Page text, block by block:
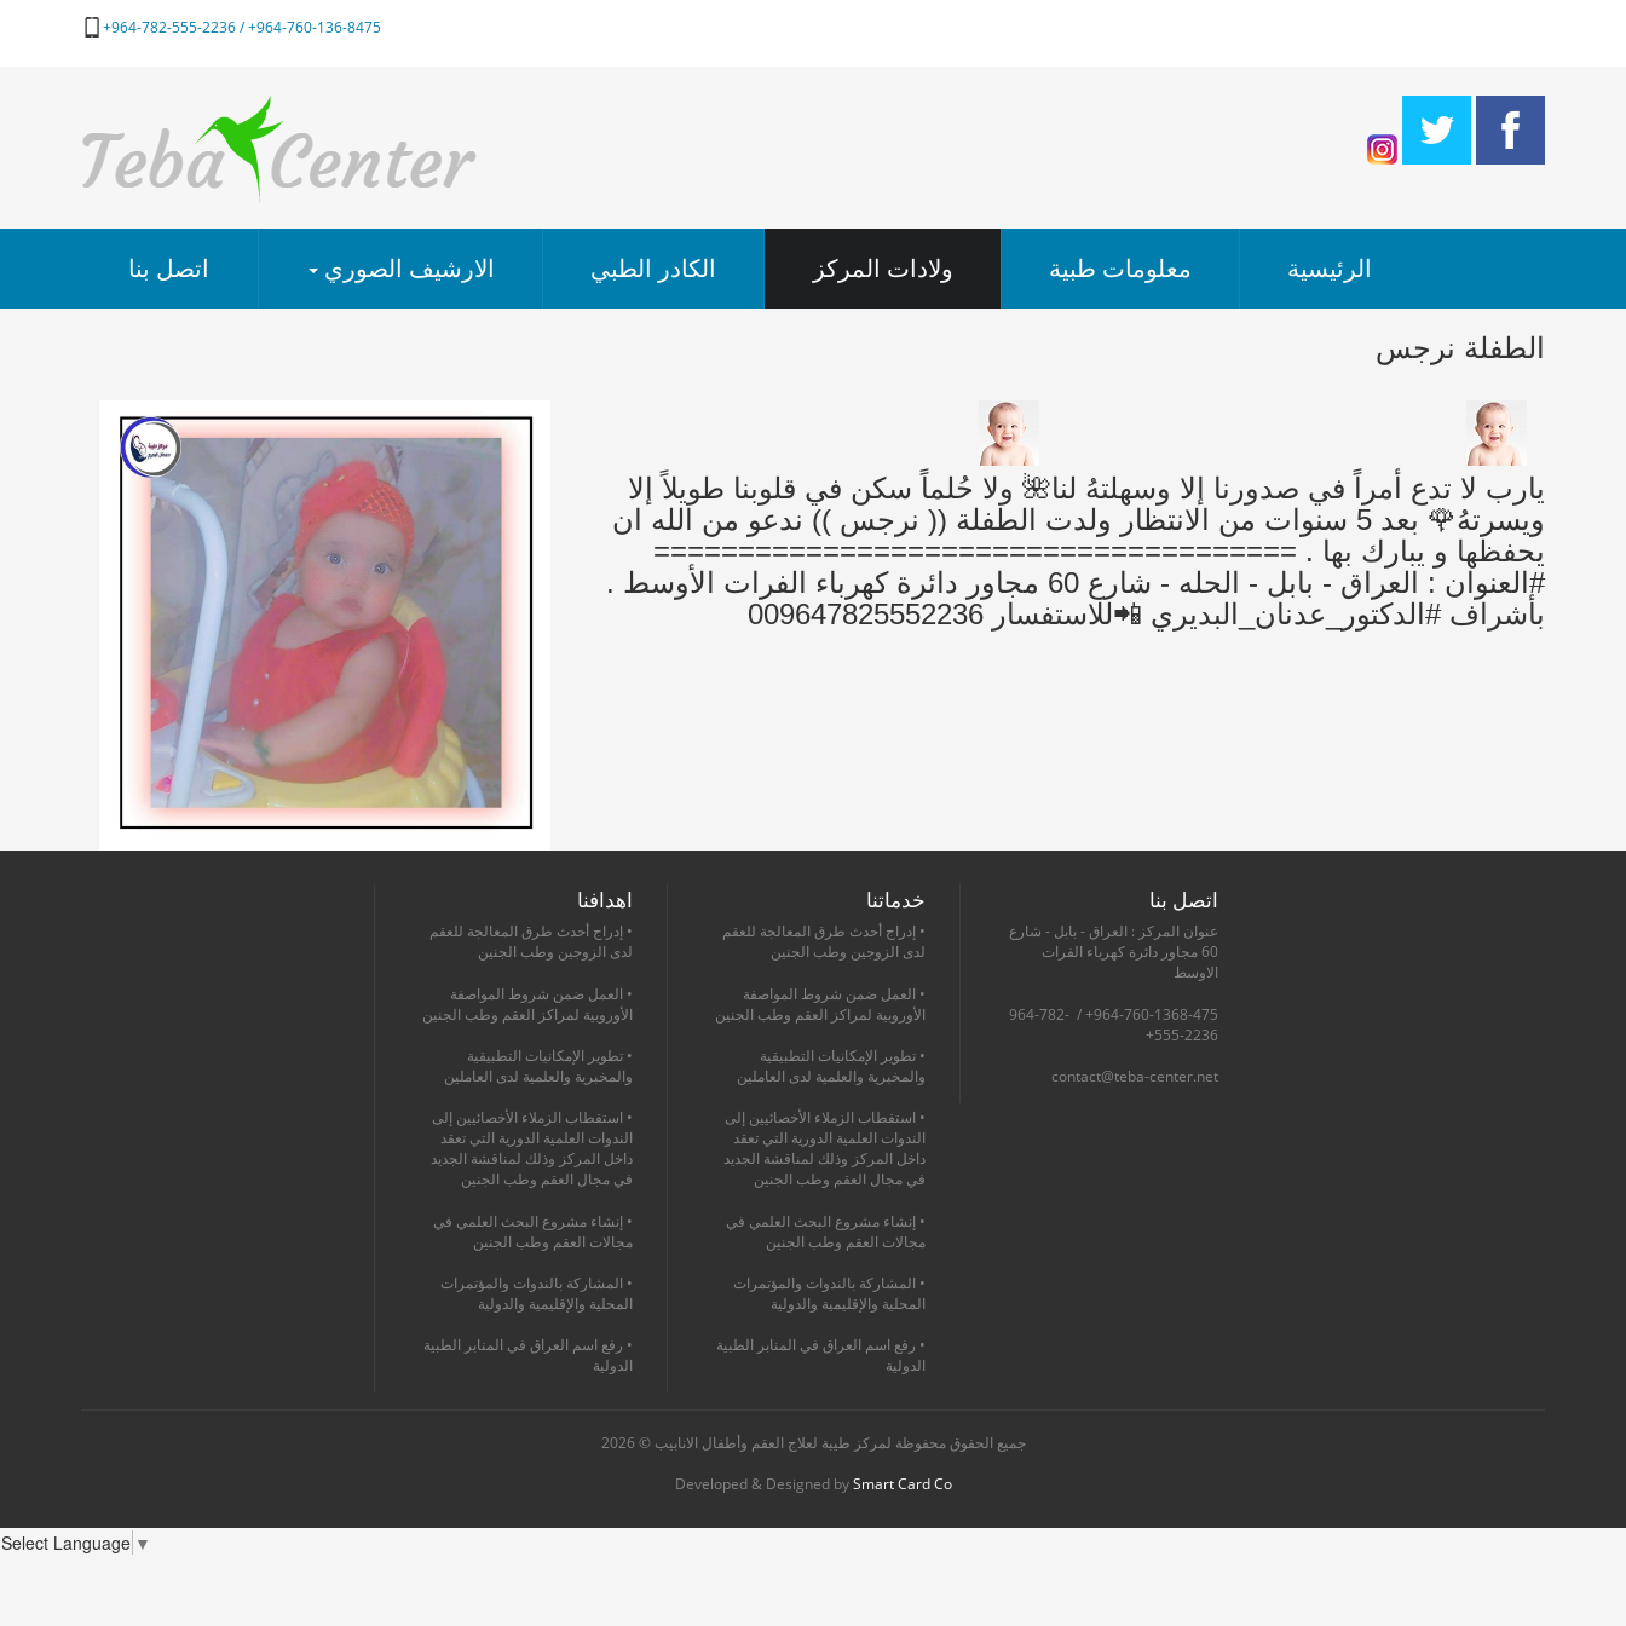
964-760-136-8475+ / 964-782-555-2236+
اتصل بنا الارشيف الصوري الكادر الطبي ولادات المركز معلومات طبية الرئيسية
الطفلة نرجس
يارب لا تدع أمراً في صدورنا إلا وسهلتهُ لنا🌺 ولا حُلماً سكن في قلوبنا طويلاً إلا
ويسرتهُ🌹 بعد 5 سنوات من الانتظار ولدت الطفلة (( نرجس )) ندعو من الله ان
يحفظها و يبارك بها . ======================================
#العنوان : العراق - بابل - الحله - شارع 60 مجاور دائرة كهرباء الفرات الأوسط .
بأشراف #الدكتور_عدنان_البديري 📲للاستفسار 009647825552236
اهدافنا
• إدراج أحدث طرق المعالجة للعقم
لدى الزوجين وطب الجنين
• العمل ضمن شروط المواصفة
الأوروبية لمراكز العقم وطب الجنين
• تطوير الإمكانيات التطبيقية
والمخبرية والعلمية لدى العاملين
• استقطاب الزملاء الأخصائيين إلى
الندوات العلمية الدورية التي تعقد
داخل المركز وذلك لمناقشة الجديد
في مجال العقم وطب الجنين
• إنشاء مشروع البحث العلمي في
مجالات العقم وطب الجنين
• المشاركة بالندوات والمؤتمرات
المحلية والإقليمية والدولية
• رفع اسم العراق في المنابر الطبية
الدولية
خدماتنا
• إدراج أحدث طرق المعالجة للعقم
لدى الزوجين وطب الجنين
• العمل ضمن شروط المواصفة
الأوروبية لمراكز العقم وطب الجنين
• تطوير الإمكانيات التطبيقية
والمخبرية والعلمية لدى العاملين
• استقطاب الزملاء الأخصائيين إلى
الندوات العلمية الدورية التي تعقد
داخل المركز وذلك لمناقشة الجديد
في مجال العقم وطب الجنين
• إنشاء مشروع البحث العلمي في
مجالات العقم وطب الجنين
• المشاركة بالندوات والمؤتمرات
المحلية والإقليمية والدولية
• رفع اسم العراق في المنابر الطبية
الدولية
اتصل بنا
عنوان المركز : العراق - بابل - شارع
60 مجاور دائرة كهرباء الفرات
الاوسط
964-760-1368-475+ / 964-782-
555-2236+
contact@teba-center.net
جميع الحقوق محفوظة لمركز طيبة لعلاج العقم وأطفال الانابيب © 2026
Developed & Designed bySmart Card Co
Select Language ▼